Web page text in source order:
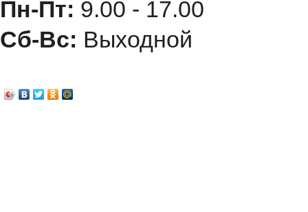
Пн-Пт: 9.00 - 17.00
Сб-Вс: Выходной